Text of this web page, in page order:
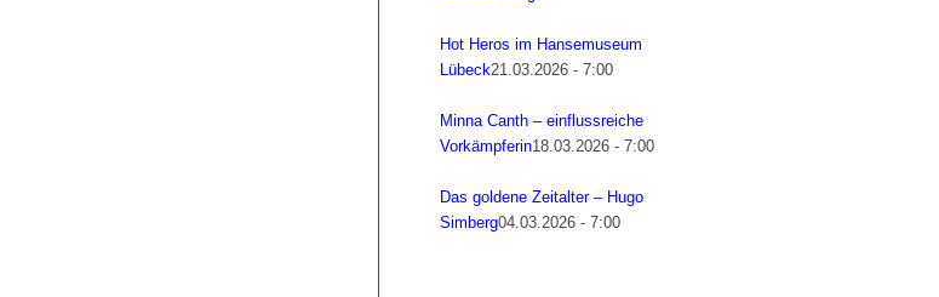
Hot Heros im Hansemuseum
Lübeck21.03.2026 - 7:00
Minna Canth – einflussreiche
Vorkämpferin18.03.2026 - 7:00
Das goldene Zeitalter – Hugo
Simberg04.03.2026 - 7:00